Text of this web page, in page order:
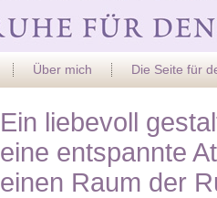
Über mich Die Seite für
Ein liebevoll
eine entspannte
einen Raum der